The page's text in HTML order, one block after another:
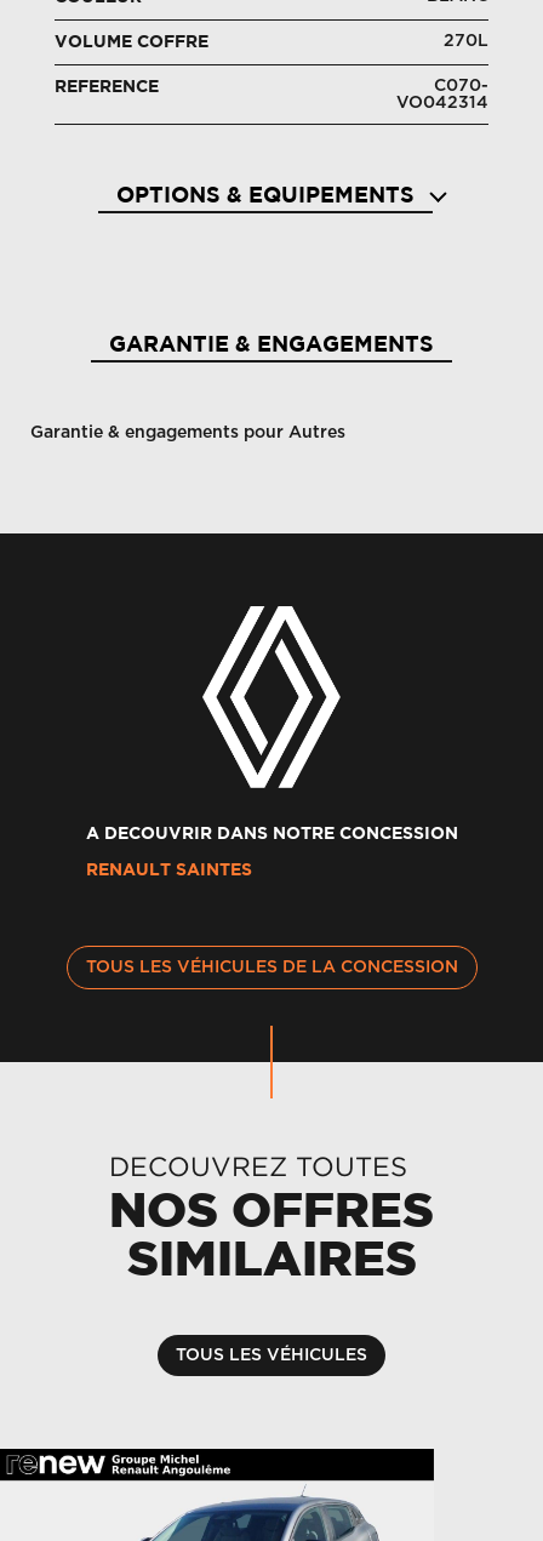
VOLUME COFFRE 270L
REFERENCE
C070-
VO042314
OPTIONS & EQUIPEMENTS
GARANTIE & ENGAGEMENTS
Garantie & engagements pour Autres
A DECOUVRIR DANS NOTRE CONCESSION
RENAULT SAINTES
TOUS LES VÉHICULES DE LA CONCESSION
DECOUVREZ TOUTES
NOS OFFRES
SIMILAIRES
TOUS LES VÉHICULES